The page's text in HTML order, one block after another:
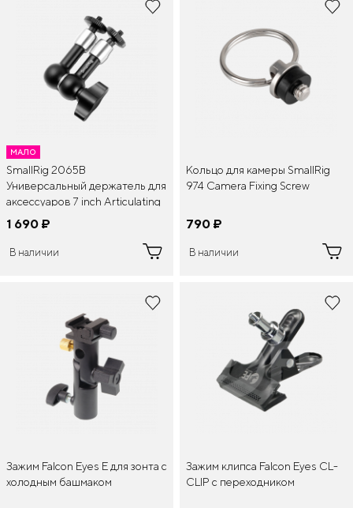
МАЛО
SmallRig 2065B
Универсальный держатель для
аксессуаров 7 inch Articulating
Arm
1 690 ¤
В наличии
Кольцо для камеры SmallRig
974 Camera Fixing Screw
790 ¤
В наличии
Зажим Falcon Eyes E для зонта с
холодным башмаком
Зажим клипса Falcon Eyes CL-
CLIP c переходником